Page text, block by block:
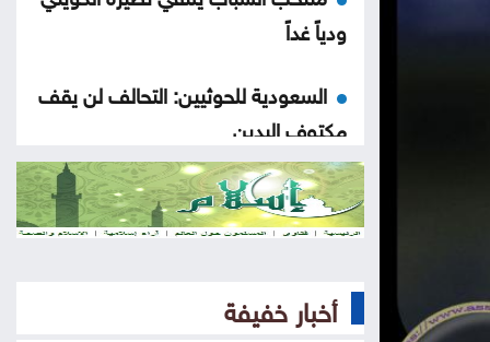
ودياً غداً
السعودية للحوثيين: التحالف لن يقف
مكتوف اليدين
توجيه لإزالة المركبات المهملة
والمعطلة في الرصيفة
الجامعات الأردنية
أخبار خفيفة